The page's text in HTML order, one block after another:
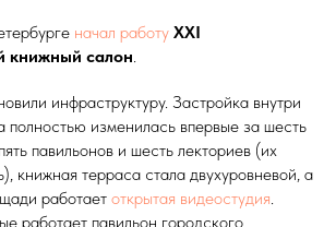
начал работу XXI
салон.
инфраструктуру. Застройка внутри
полностью изменилась впервые за шесть
павильонов и шесть лекториев (их
книжная терраса стала двухуровневой, а
работает открытая видеостудия.
работает павильон городского